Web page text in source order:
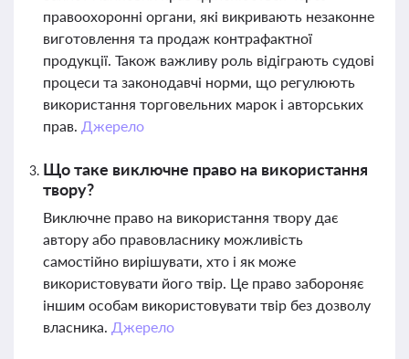
правоохоронні органи, які викривають незаконне
виготовлення та продаж контрафактної
продукції. Також важливу роль відіграють судові
процеси та законодавчі норми, що регулюють
використання торговельних марок і авторських
прав. Джерело
Що таке виключне право на використання
твору?
Виключне право на використання твору дає
автору або правовласнику можливість
самостійно вирішувати, хто і як може
використовувати його твір. Це право забороняє
іншим особам використовувати твір без дозволу
власника. Джерело